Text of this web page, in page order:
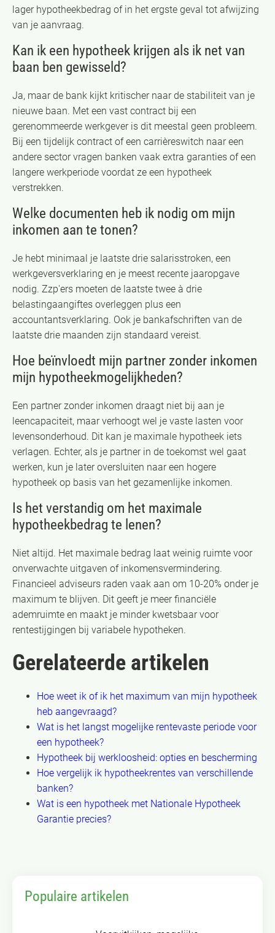
lager hypotheekbedrag of in het ergste geval tot afwijzing
van je aanvraag.
Kan ik een hypotheek krijgen als ik net van
baan ben gewisseld?
Ja, maar de bank kijkt kritischer naar de stabiliteit van je
nieuwe baan. Met een vast contract bij een
gerenommeerde werkgever is dit meestal geen probleem.
Bij een tijdelijk contract of een carrièreswitch naar een
andere sector vragen banken vaak extra garanties of een
langere werkperiode voordat ze een hypotheek
verstrekken.
Welke documenten heb ik nodig om mijn
inkomen aan te tonen?
Je hebt minimaal je laatste drie salarisstroken, een
werkgeversverklaring en je meest recente jaaropgave
nodig. Zzp'ers moeten de laatste twee à drie
belastingaangiftes overleggen plus een
accountantsverklaring. Ook je bankafschriften van de
laatste drie maanden zijn standaard vereist.
Hoe beïnvloedt mijn partner zonder inkomen
mijn hypotheekmogelijkheden?
Een partner zonder inkomen draagt niet bij aan je
leencapaciteit, maar verhoogt wel je vaste lasten voor
levensonderhoud. Dit kan je maximale hypotheek iets
verlagen. Echter, als je partner in de toekomst wel gaat
werken, kun je later oversluiten naar een hogere
hypotheek op basis van het gezamenlijke inkomen.
Is het verstandig om het maximale
hypotheekbedrag te lenen?
Niet altijd. Het maximale bedrag laat weinig ruimte voor
onverwachte uitgaven of inkomensvermindering.
Financieel adviseurs raden vaak aan om 10-20% onder je
maximum te blijven. Dit geeft je meer financiële
ademruimte en maakt je minder kwetsbaar voor
rentestijgingen bij variabele hypotheken.
Gerelateerde artikelen
Hoe weet ik of ik het maximum van mijn hypotheek
heb aangevraagd?
Wat is het langst mogelijke rentevaste periode voor
een hypotheek?
Hypotheek bij werkloosheid: opties en bescherming
Hoe vergelijk ik hypotheekrentes van verschillende
banken?
Wat is een hypotheek met Nationale Hypotheek
Garantie precies?
Populaire artikelen